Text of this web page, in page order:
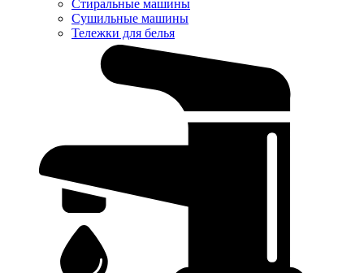
Стиральные машины
Сушильные машины
Тележки для белья